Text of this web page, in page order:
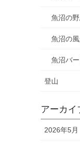
魚沼の
魚沼の
魚沼バ
登山
アーカイ
2026年5月